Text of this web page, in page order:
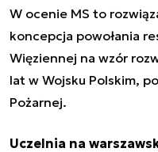
W ocenie MS to
koncepcja powołania
Więziennej na wzór
lat w Wojsku Polskim,
Pożarnej.
Uczelnia na